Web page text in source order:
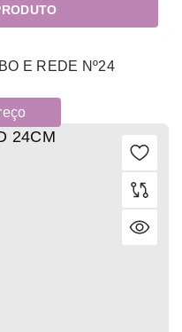
E REDE Nº24